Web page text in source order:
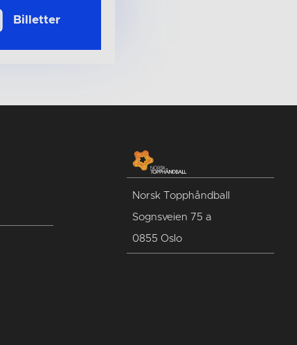
Billetter
Norsk Topphåndball
Sognsveien 75 a
0855 Oslo